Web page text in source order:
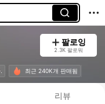
팔로잉
2.3K 팔로워
최근 240K개 판매됨
리뷰